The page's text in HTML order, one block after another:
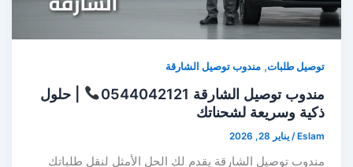
توصيل طلبات,مندوب توصيل الشارقة
مندوب توصيل الشارقة 0544042121
| حلول
ذكية وسريعة لشحناتك
Eslam
/يناير 28, 2026
مندوب توصيل الشارقة يقدم لك الحل الأمثل لنقل طلباتك